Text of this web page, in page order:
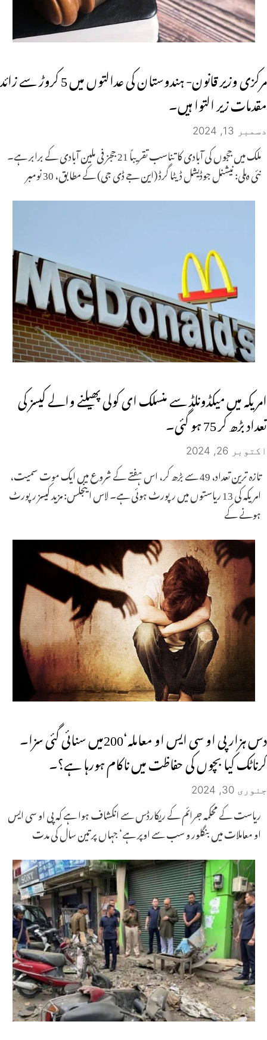
مرکزی وزیر قانون- ہندوستان کی عدالتوں میں 5 کروڑ سے زائد
مقدمات زیر التوا ہیں۔
دسمبر 13, 2024
ملک میں ججوں کی آبادی کا تناسب تقریباً 21 ججز فی ملین آبادی کے برابر ہے۔
نئی دہلی: نیشنل جوڈیشل ڈیٹا گرڈ (این جے ڈی جی) کے مطابق، 30 نومبر
امریکہ میں میکڈونلڈ سے منسلک ای کولی پھیلنے والے کیسز کی
تعداد بڑھ کر 75 ہو گئی۔
اکتوبر 26, 2024
تازہ ترین تعداد، 49 سے بڑھ کر، اس ہفتے کے شروع میں ایک موت سمیت،
امریکہ کی 13 ریاستوں میں رپورٹ ہوئی ہے۔ لاس اینجلس: مزید کیسز رپورٹ
ہونے کے
دس ہزار پی او سی ایس او معاملہ‘200میں سنائی گئی سزا۔
کرناٹک کیا بچوں کی حفاظت میں ناکام ہورہا ہے؟۔
جنوری 30, 2024
ریاست کے محکمہ جرائم کے ریکارڈس سے انکشاف ہوا ہے کہ پی او سی ایس
او معاملات میں بنگلور و سب سے اوپر ہے‘ جہاں پر تین سال کی مدت